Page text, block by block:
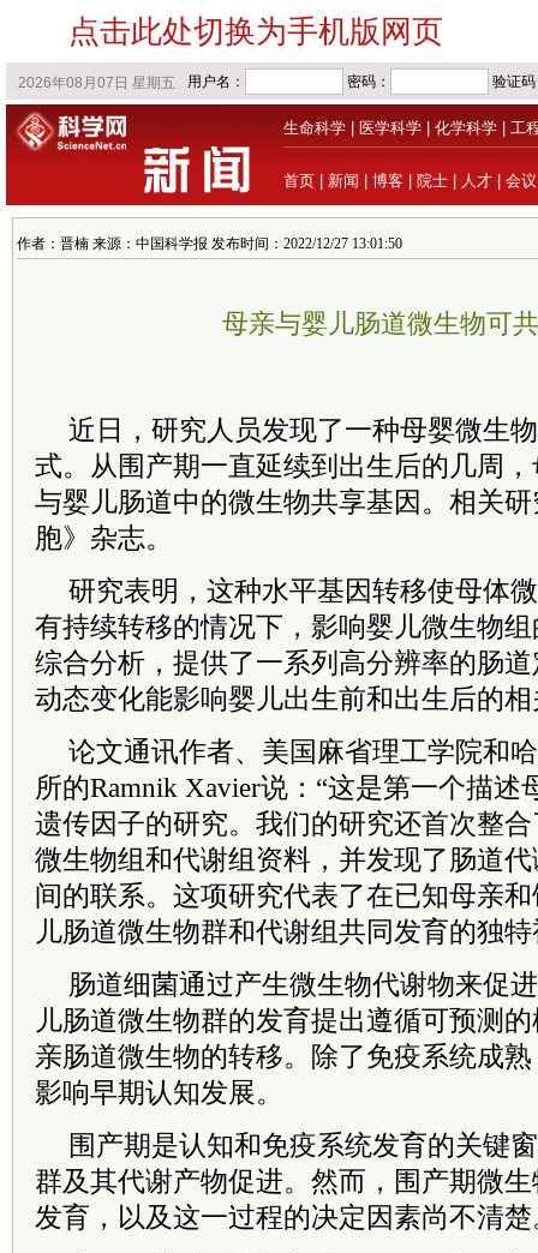
点击此处切换为手机版网页
生命科学 医学科学 化学科学 工
首页 新闻 博客 院士 人才 会议
作者：晋楠 来源：中国科学报 发布时间：2022/12/27 13:01:50
母亲与婴儿肠道微生物可
近日，研究人员发现了一种母婴微生
式。从围产期一直延续到出生后的几周
与婴儿肠道中的微生物共享基因。相关
胞》杂志。
研究表明，这种水平基因转移使母体
有持续转移的情况下，影响婴儿微生物
综合分析，提供了一系列高分辨率的肠
动态变化能影响婴儿出生前和出生后的
论文通讯作者、美国麻省理工学院和
所的Ramnik Xavier说：“这是第一个描
遗传因子的研究。我们的研究还首次整
微生物组和代谢组资料，并发现了肠道
间的联系。这项研究代表了在已知母亲
儿肠道微生物群和代谢组共同发育的独特
肠道细菌通过产生微生物代谢物来促
儿肠道微生物群的发育提出遵循可预测
亲肠道微生物的转移。除了免疫系统成
影响早期认知发展。
围产期是认知和免疫系统发育的关键
群及其代谢产物促进。然而，围产期微
发育，以及这一过程的决定因素尚不清楚